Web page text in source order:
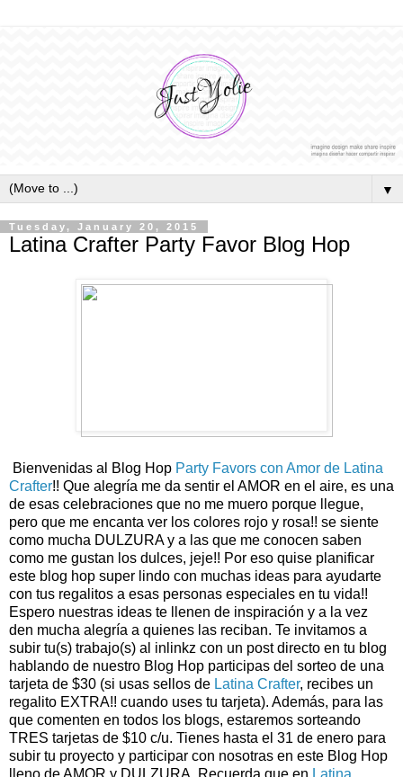
▼
Tuesday, January 20, 2015
Latina Crafter Party Favor Blog Hop
Bienvenidas al Blog Hop Party Favors con Amor de Latina
Crafter!! Que alegría me da sentir el AMOR en el aire, es una
de esas celebraciones que no me muero porque llegue,
pero que me encanta ver los colores rojo y rosa!! se siente
como mucha DULZURA y a las que me conocen saben
como me gustan los dulces, jeje!! Por eso quise planificar
este blog hop super lindo con muchas ideas para ayudarte
con tus regalitos a esas personas especiales en tu vida!!
Espero nuestras ideas te llenen de inspiración y a la vez
den mucha alegría a quienes las reciban. Te invitamos a
subir tu(s) trabajo(s) al inlinkz con un post directo en tu blog
hablando de nuestro Blog Hop participas del sorteo de una
tarjeta de $30 (si usas sellos de Latina Crafter, recibes un
regalito EXTRA!! cuando uses tu tarjeta). Además, para las
que comenten en todos los blogs, estaremos sorteando
TRES tarjetas de $10 c/u. Tienes hasta el 31 de enero para
subir tu proyecto y participar con nosotras en este Blog Hop
lleno de AMOR y DULZURA. Recuerda que en Latina